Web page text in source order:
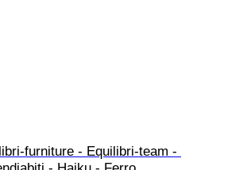
furniture - Equilibri-team -